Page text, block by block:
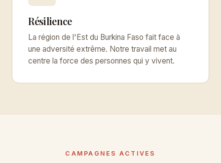
Résilience
La région de l'Est du Burkina Faso fait face à
une adversité extrême. Notre travail met au
centre la force des personnes qui y vivent.
CAMPAGNES ACTIVES